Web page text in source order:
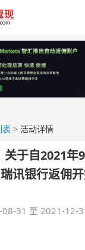
表 > 活动详情
关于自2021年
讯银行返佣
31 至 2021-12-